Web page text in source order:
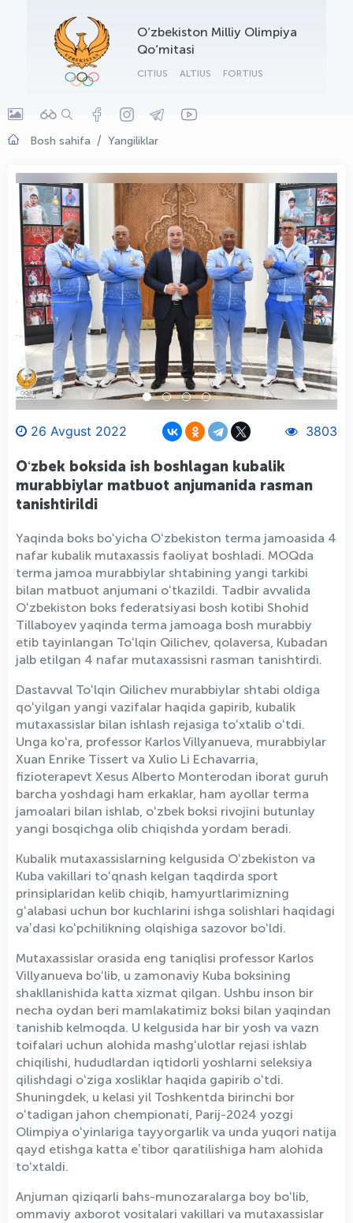
O‘zbekiston Milliy Olimpiya
Qo‘mitasi
CITIUS ALTIUS FORTIUS
Bosh sahifa Yangiliklar
26 Avgust 2022 3803
Oʻzbek boksida ish boshlagan kubalik
murabbiylar matbuot anjumanida rasman
tanishtirildi
Yaqinda boks boʻyicha Oʻzbekiston terma jamoasida 4
nafar kubalik mutaxassis faoliyat boshladi. MOQda
terma jamoa murabbiylar shtabining yangi tarkibi
bilan matbuot anjumani oʻtkazildi. Tadbir avvalida
Oʻzbekiston boks federatsiyasi bosh kotibi Shohid
Tillaboyev yaqinda terma jamoaga bosh murabbiy
etib tayinlangan Toʻlqin Qilichev, qolaversa, Kubadan
jalb etilgan 4 nafar mutaxassisni rasman tanishtirdi.
Dastavval Toʻlqin Qilichev murabbiylar shtabi oldiga
qoʻyilgan yangi vazifalar haqida gapirib, kubalik
mutaxassislar bilan ishlash rejasiga toʻxtalib oʻtdi.
Unga koʻra, professor Karlos Villyanueva, murabbiylar
Xuan Enrike Tissert va Xulio Li Echavarria,
fizioterapevt Xesus Alberto Monterodan iborat guruh
barcha yoshdagi ham erkaklar, ham ayollar terma
jamoalari bilan ishlab, oʻzbek boksi rivojini butunlay
yangi bosqichga olib chiqishda yordam beradi.
Kubalik mutaxassislarning kelgusida Oʻzbekiston va
Kuba vakillari toʻqnash kelgan taqdirda sport
prinsiplaridan kelib chiqib, hamyurtlarimizning
gʻalabasi uchun bor kuchlarini ishga solishlari haqidagi
vaʼdasi koʻpchilikning olqishiga sazovor boʻldi.
Mutaxassislar orasida eng taniqlisi professor Karlos
Villyanueva boʻlib, u zamonaviy Kuba boksining
shakllanishida katta xizmat qilgan. Ushbu inson bir
necha oydan beri mamlakatimiz boksi bilan yaqindan
tanishib kelmoqda. U kelgusida har bir yosh va vazn
toifalari uchun alohida mashgʻulotlar rejasi ishlab
chiqilishi, hududlardan iqtidorli yoshlarni seleksiya
qilishdagi oʻziga xosliklar haqida gapirib oʻtdi.
Shuningdek, u kelasi yil Toshkentda birinchi bor
oʻtadigan jahon chempionati, Parij-2024 yozgi
Olimpiya oʻyinlariga tayyorgarlik va unda yuqori natija
qayd etishga katta eʼtibor qaratilishiga ham alohida
toʻxtaldi.
Anjuman qiziqarli bahs-munozaralarga boy boʻlib,
ommaviy axborot vositalari vakillari va mutaxassislar
OLYMPCHIK AI - yordamchi
Onlayn · olympic.uz